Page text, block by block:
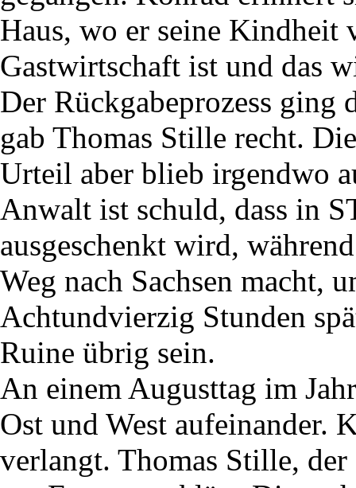
Haus, wo er seine Kindheit
Gastwirtschaft ist und das
Der Rückgabeprozess ging
gab Thomas Stille recht.
Urteil aber blieb irgendwo
Anwalt ist schuld, dass in
ausgeschenkt wird,
Weg nach Sachsen macht,
Achtundvierzig Stunden
Ruine übrig sein.
An einem Augusttag im
Ost und West aufeinander.
verlangt. Thomas Stille,